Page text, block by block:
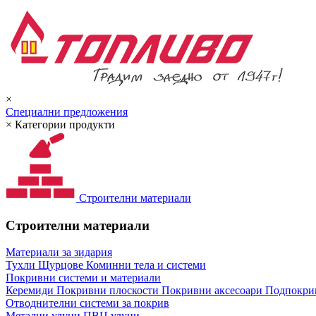
×
Специални предложения
× Категории продукти
Строителни материали
Строителни материали
Материали за зидария
Тухли Щурцове Коминни тела и системи
Покривни системи и материали
Керемиди Покривни плоскости Покривни аксесоари
Отводнителни системи за покрив